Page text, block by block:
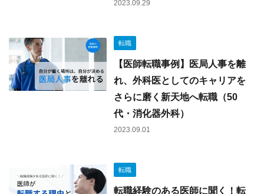
2023.09.29
転職
【医師転職事例】医局人事を離
れ、外科医としてのキャリアを
さらに磨く新天地へ転職（50
代・消化器外科）
2023.09.01
転職
転職経験のある医師に聞く！転